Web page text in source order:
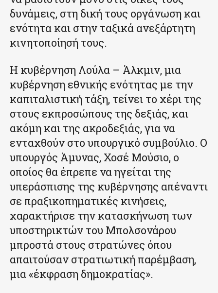
δυνάμεις, στη δική τους οργάνωση και
ενότητα και στην ταξικά ανεξάρτητη
κινητοποίησή τους.
Η κυβέρνηση Λούλα – Άλκμιν, μια
κυβέρνηση εθνικής ενότητας με την
καπιταλιστική τάξη, τείνει το χέρι της
στους εκπροσώπους της δεξιάς, και
ακόμη και της ακροδεξιάς, για να
ενταχθούν στο υπουργικό συμβούλιο. Ο
υπουργός Άμυνας, Χοσέ Μούσιο, ο
οποίος θα έπρεπε να ηγείται της
υπεράσπισης της κυβέρνησης απέναντι
σε πραξικοπηματικές κινήσεις,
χαρακτήρισε την κατασκήνωση των
υποστηρικτών του Μπολσονάρου
μπροστά στους στρατώνες όπου
απαιτούσαν στρατιωτική παρέμβαση,
μια «έκφραση δημοκρατίας».